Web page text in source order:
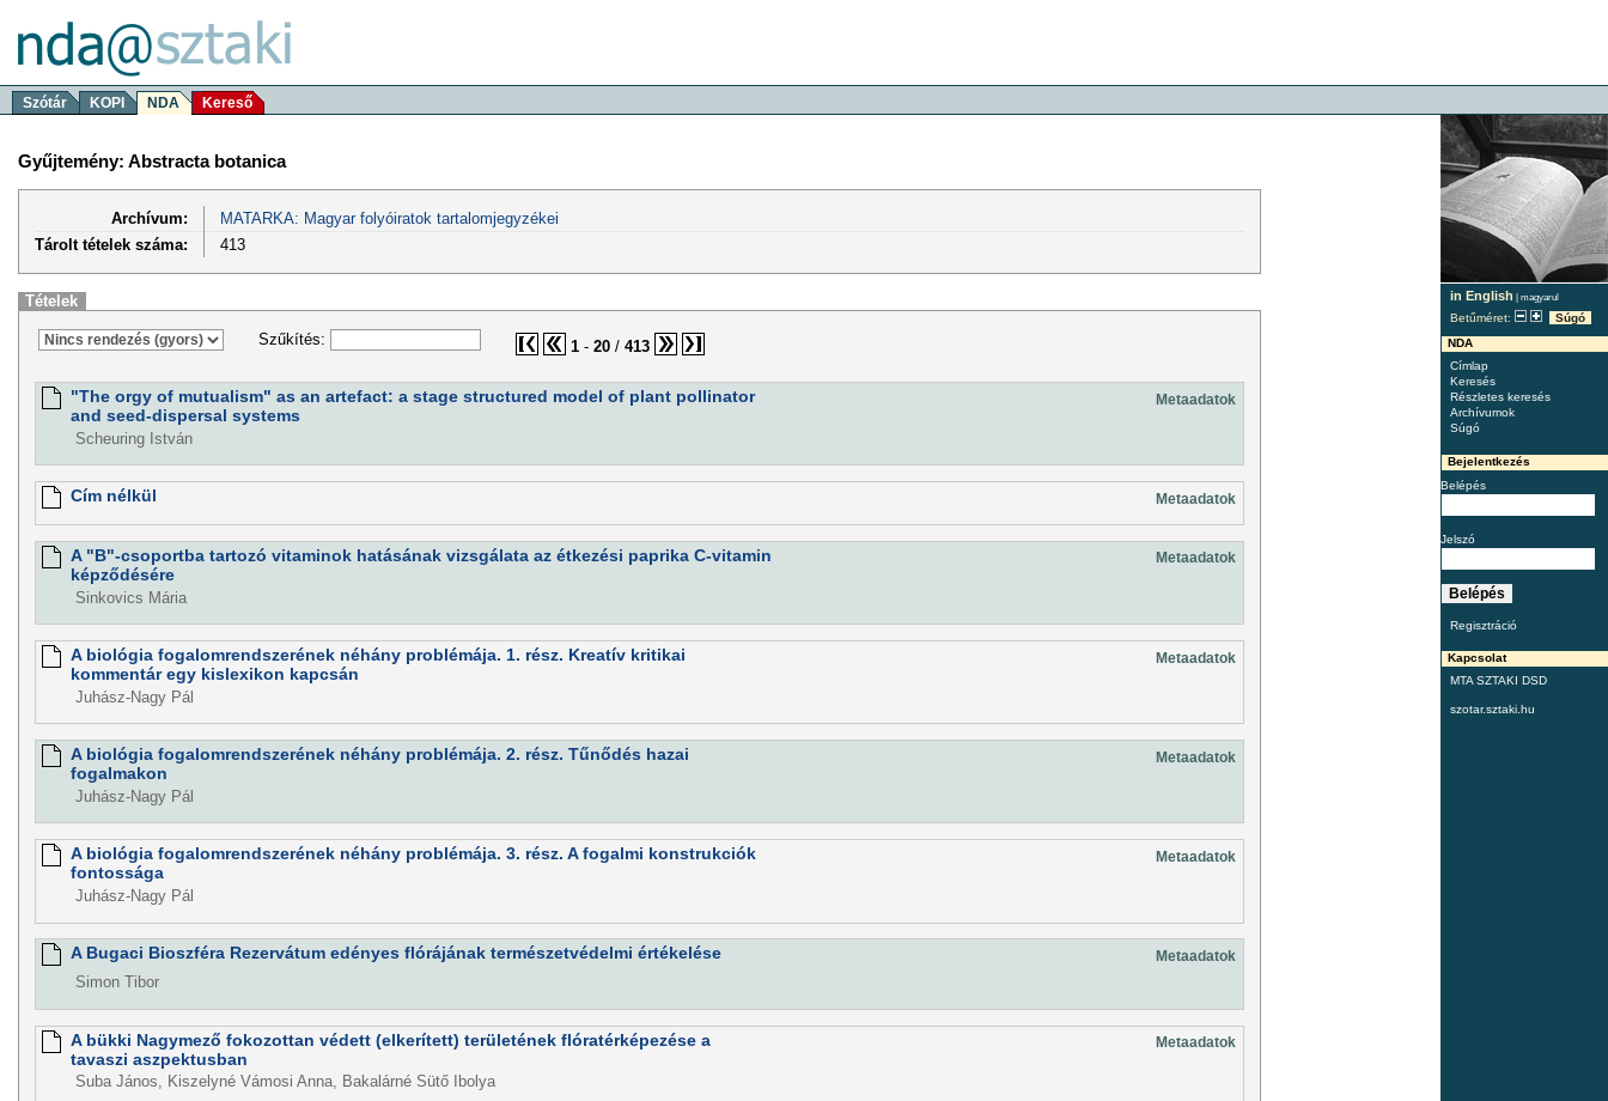
Szótár KOPI NDA Kereső
in English | magyarul
Betűméret:
Súgó
NDA
Címlap
Keresés
Részletes keresés
Archívumok
Súgó
Bejelentkezés
Belépés
Jelszó
Regisztráció
Kapcsolat
MTA SZTAKI DSD
szotar.sztaki.hu
Gyűjtemény: Abstracta botanica
Archívum:
MATARKA: Magyar folyóiratok tartalomjegyzékei
Tárolt tételek száma:
413
Tételek
Szűkítés: 1- 20/ 413
"The orgy of mutualism" as an artefact: a stage structured model of plant pollinator
and seed-dispersal systems
Metaadatok
Scheuring István
Cím nélkül Metaadatok
A "B"-csoportba tartozó vitaminok hatásának vizsgálata az étkezési paprika C-vitamin
képződésére
Metaadatok
Sinkovics Mária
A biológia fogalomrendszerének néhány problémája. 1. rész. Kreatív kritikai
kommentár egy kislexikon kapcsán
Metaadatok
Juhász-Nagy Pál
A biológia fogalomrendszerének néhány problémája. 2. rész. Tűnődés hazai
fogalmakon
Metaadatok
Juhász-Nagy Pál
A biológia fogalomrendszerének néhány problémája. 3. rész. A fogalmi konstrukciók
fontossága
Metaadatok
Juhász-Nagy Pál
A Bugaci Bioszféra Rezervátum edényes flórájának természetvédelmi értékelése Metaadatok
Simon Tibor
A bükki Nagymező fokozottan védett (elkerített) területének flóratérképezése a
tavaszi aszpektusban
Metaadatok
Suba János, Kiszelyné Vámosi Anna, Bakalárné Sütő Ibolya